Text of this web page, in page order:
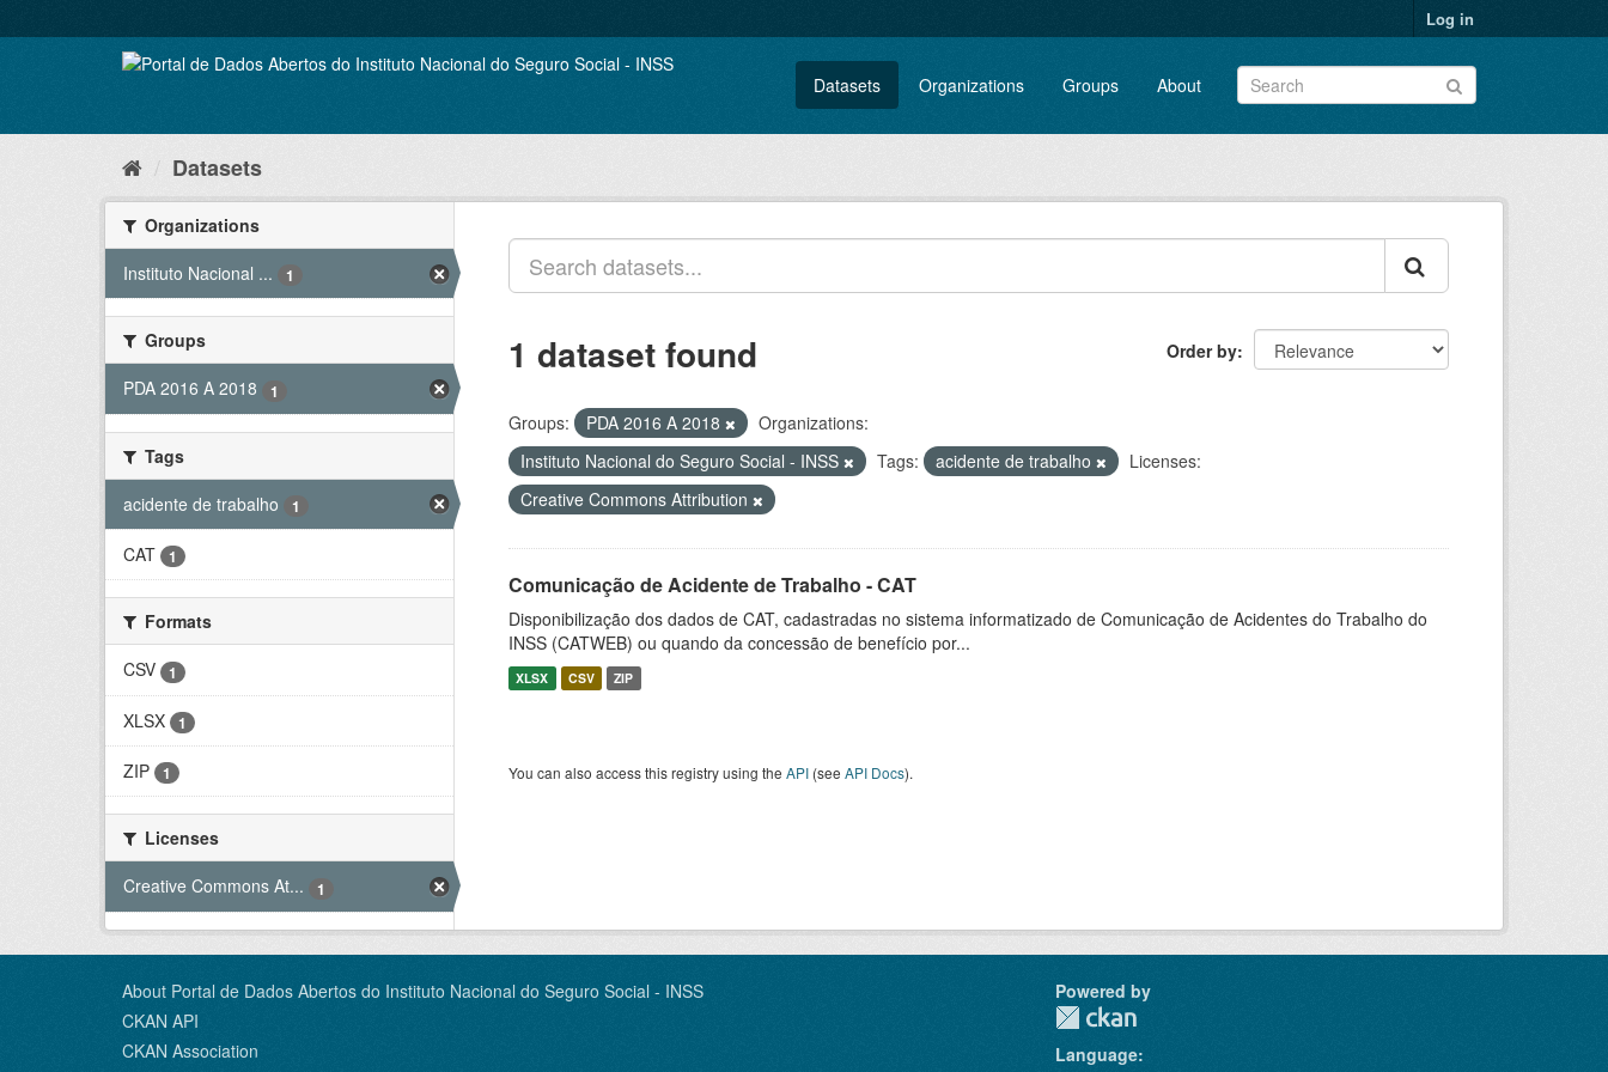
to
Log in
Datasets Organizations Groups About
Datasets
Organizations
Instituto Nacional ...
1
Groups
PDA 2016 A 2018
1
Tags
acidente de trabalho
1
CAT 1
Formats
CSV
1
XLSX 1
ZIP 1
Licenses
Creative Commons At...
1
Order by
1 dataset found
Groups: PDA 2016 A 2018
Organizations:
Instituto Nacional do Seguro Social - INSS
Tags: acidente de trabalho
Licenses:
Creative Commons Attribution
Comunicação de Acidente de Trabalho - CAT
Disponibilização dos dados de CAT, cadastradas no sistema informatizado de Comunicação de Acidentes do Trabalho do
INSS (CATWEB) ou quando da concessão de benefício por...
XLSX CSV ZIP
You can also access this registry using the API (see API Docs).
About Portal de Dados Abertos do Instituto Nacional do Seguro Social - INSS
CKAN API
CKAN Association
Powered by
Language